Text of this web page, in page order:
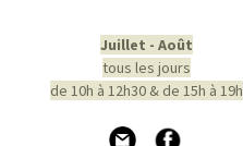
Juillet - Août
tous les jours
de 10h à 12h30 & de 15h à 19h